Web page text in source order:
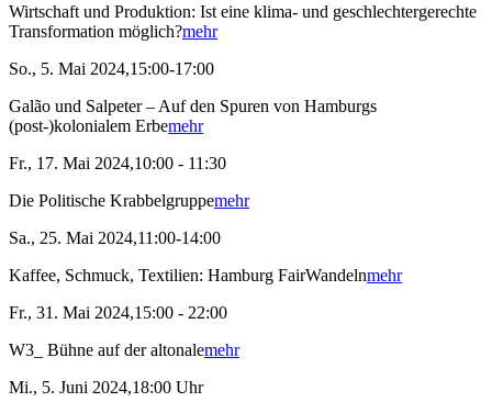
Wirtschaft und Produktion: Ist eine klima- und geschlechtergerechte
Transformation möglich?mehr
So., 5. Mai 2024,15:00-17:00
Galão und Salpeter – Auf den Spuren von Hamburgs
(post-)kolonialem Erbemehr
Fr., 17. Mai 2024,10:00 - 11:30
Die Politische Krabbelgruppemehr
Sa., 25. Mai 2024,11:00-14:00
Kaffee, Schmuck, Textilien: Hamburg FairWandelnmehr
Fr., 31. Mai 2024,15:00 - 22:00
W3_ Bühne auf der altonalemehr
Mi., 5. Juni 2024,18:00 Uhr